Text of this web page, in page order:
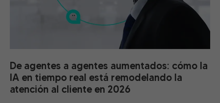
De agentes a agentes aumentados: cómo la
IA en tiempo real está remodelando la
atención al cliente en 2026